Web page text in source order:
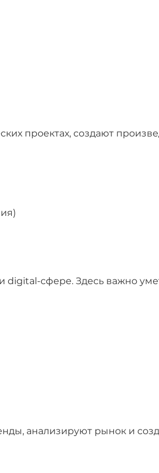
проектах, создают
digital-сфере. Здесь важно
анализируют рынок и